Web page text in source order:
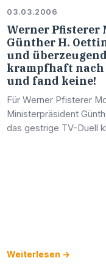
03.03.2006
Werner Pfisterer
Günther H.
und
krampfhaft
und fand keine!
Für Werner Pfisterer
Ministerpräsident
das gestrige TV-Duell
Weiterlesen →